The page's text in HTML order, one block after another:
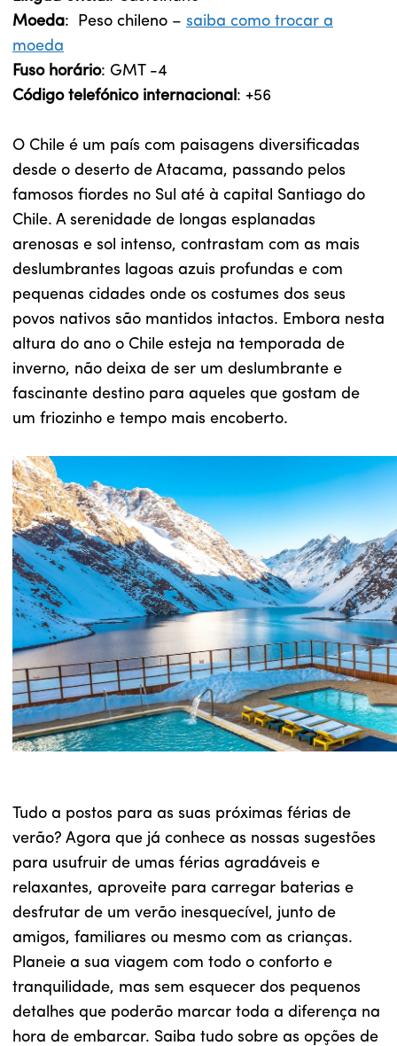
Moeda: Peso chileno – saiba como trocar a
moeda
Fuso horário: GMT -4
Código telefónico internacional : +56
O Chile é um país com paisagens diversificadas
desde o deserto de Atacama, passando pelos
famosos fiordes no Sul até à capital Santiago do
Chile. A serenidade de longas esplanadas
arenosas e sol intenso, contrastam com as mais
deslumbrantes lagoas azuis profundas e com
pequenas cidades onde os costumes dos seus
povos nativos são mantidos intactos. Embora nesta
altura do ano o Chile esteja na temporada de
inverno, não deixa de ser um deslumbrante e
fascinante destino para aqueles que gostam de
um friozinho e tempo mais encoberto.
Tudo a postos para as suas próximas férias de
verão? Agora que já conhece as nossas sugestões
para usufruir de umas férias agradáveis e
relaxantes, aproveite para carregar baterias e
desfrutar de um verão inesquecível, junto de
amigos, familiares ou mesmo com as crianças.
Planeie a sua viagem com todo o conforto e
tranquilidade, mas sem esquecer dos pequenos
detalhes que poderão marcar toda a diferença na
hora de embarcar. Saiba tudo sobre as opções de